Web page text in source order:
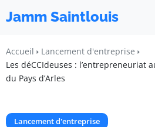
Jamm Saintlouis
Accueil
Lancement d'entreprise
Les déCCIdeuses : l’entrepreneuriat
du Pays d’Arles
Lancement d'entreprise